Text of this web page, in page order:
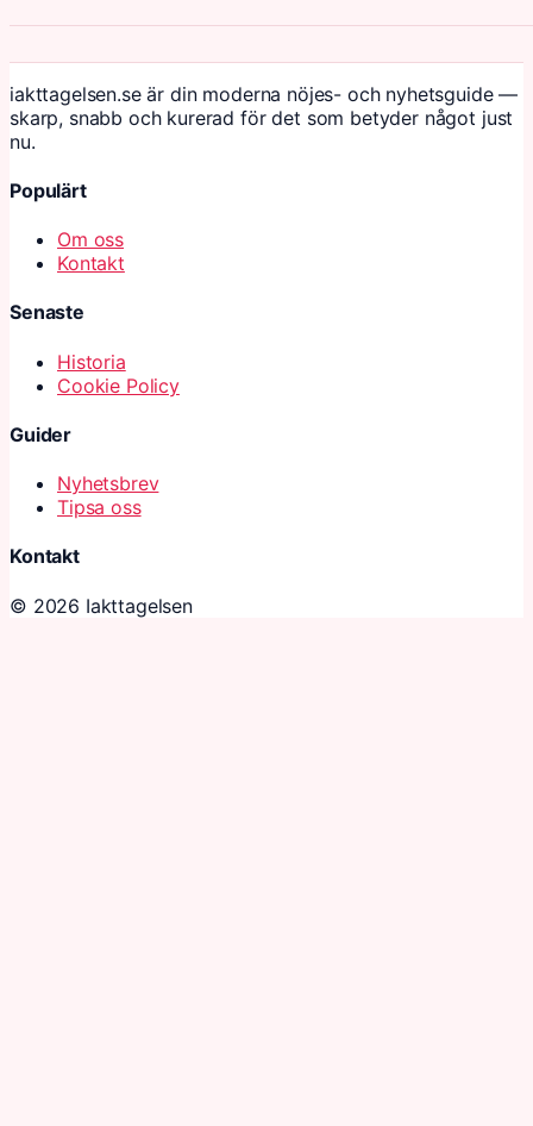
iakttagelsen.se är din moderna nöjes- och nyhetsguide —
skarp, snabb och kurerad för det som betyder något just
nu.
Populärt
Om oss
Kontakt
Senaste
Historia
Cookie Policy
Guider
Nyhetsbrev
Tipsa oss
Kontakt
© 2026 Iakttagelsen